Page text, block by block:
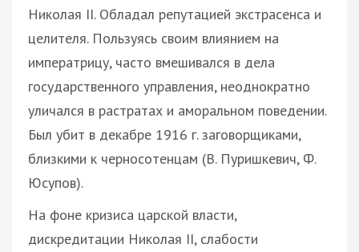
Николая II. Обладал репутацией экстрасенса и
целителя. Пользуясь своим влиянием на
императрицу, часто вмешивался в дела
государственного управления, неоднократно
уличался в растратах и аморальном поведении.
Был убит в декабре 1916 г. заговорщиками,
близкими к черносотенцам (В. Пуришкевич, Ф.
Юсупов).
На фоне кризиса царской власти,
дискредитации Николая ІІ, слабости